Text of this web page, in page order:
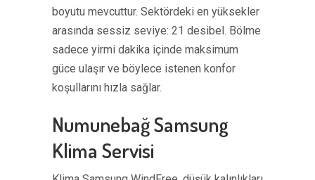
boyutu mevcuttur. Sektördeki en yüksekler
arasında sessiz seviye: 21 desibel. Bölme
sadece yirmi dakika içinde maksimum
güce ulaşır ve böylece istenen konfor
koşullarını hızla sağlar.
Numunebağ Samsung
Klima Servisi